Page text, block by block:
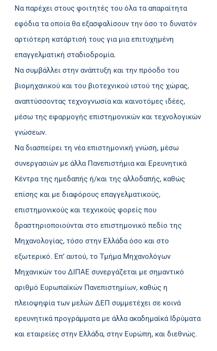
Να παρέχει στους φοιτητές του όλα τα απαραίτητα
εφόδια τα οποία θα εξασφαλίσουν την όσο το δυνατόν
αρτιότερη κατάρτισή τους για μια επιτυχημένη
επαγγελματική σταδιοδρομία.
Να συμβάλλει στην ανάπτυξη και την πρόοδο του
βιομηχανικού και του βιοτεχνικού ιστού της χώρας,
αναπτύσσοντας τεχνογνωσία και καινοτόμες ιδέες,
µέσω της εφαρμογής επιστημονικών και τεχνολογικών
γνώσεων.
Να διασπείρει τη νέα επιστημονική γνώση, μέσω
συνεργασιών με άλλα Πανεπιστήμια και Ερευνητικά
Κέντρα της ημεδαπής ή/και της αλλοδαπής, καθώς
επίσης και με διαφόρους επαγγελματικούς,
επιστημονικούς και τεχνικούς φορείς που
δραστηριοποιούνται στο επιστημονικό πεδίο της
Μηχανολογίας, τόσο στην Ελλάδα όσο και στο
εξωτερικό. Επ’ αυτού, το Τμήμα Μηχανολόγων
Μηχανικών του ΔΙΠΑΕ συνεργάζεται με σημαντικό
αριθμό Ευρωπαϊκών Πανεπιστημίων, καθώς η
πλειοψηφία των μελών ΔΕΠ συμμετέχει σε κοινά
ερευνητικά προγράμματα με άλλα ακαδημαϊκά Ιδρύματα
και εταιρείες στην Ελλάδα, στην Ευρώπη, και διεθνώς.